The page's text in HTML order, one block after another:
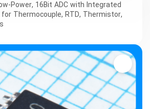
Power, 16Bit ADC with Integrated
for Thermocouple, RTD, Thermistor,